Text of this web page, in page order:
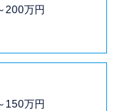
200万円
150万円